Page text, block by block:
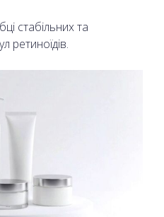
стабільних та
ретиноїдів.